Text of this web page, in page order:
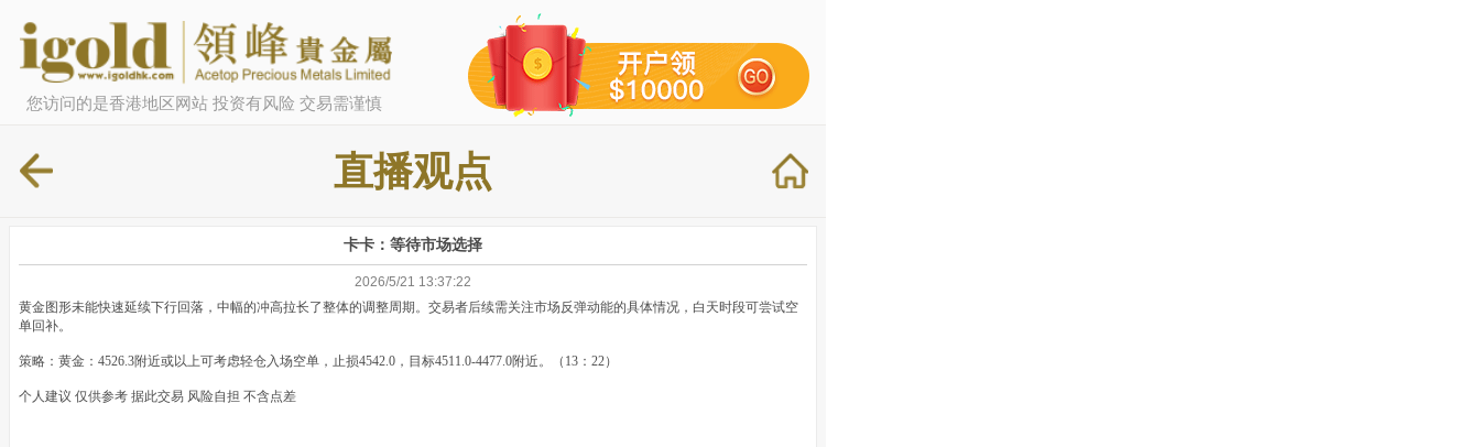
您访问的是香港地区网站 投资有风险 交易需谨慎
直播观点
卡卡：等待市场选择
2026/5/21 13:37:22
黄金图形未能快速延续下行回落，中幅的冲高拉长了整体的调整周期。交易者后续需关注市场反弹动能的具体情况，白天时段可尝试空
单回补。
策略：黄金：4526.3附近或以上可考虑轻仓入场空单，止损4542.0，目标4511.0-4477.0附近。（13：22）
个人建议 仅供参考 据此交易 风险自担 不含点差